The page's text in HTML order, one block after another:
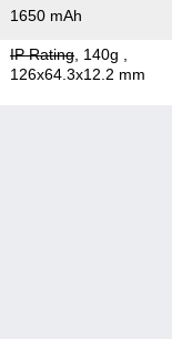
1650 mAh
IP Rating, 140g
126x64.3x12.2 mm